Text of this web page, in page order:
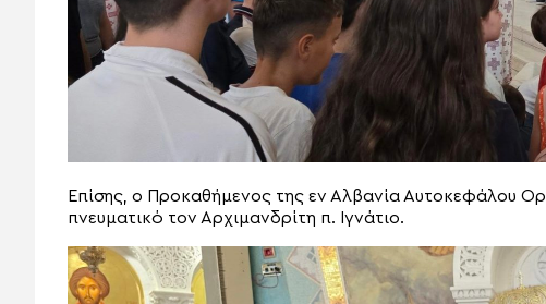
Επίσης, ο Προκαθήμενος της εν Αλβανία Αυτοκεφάλου
πνευματικό τον Αρχιμανδρίτη π. Ιγνάτιο.